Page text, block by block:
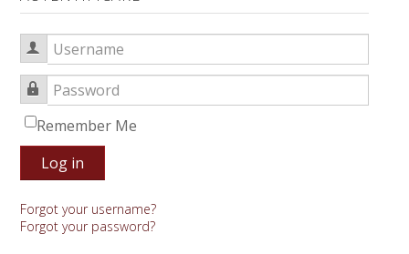
Username
Password
Remember Me
Log in
Forgot your username?
Forgot your password?